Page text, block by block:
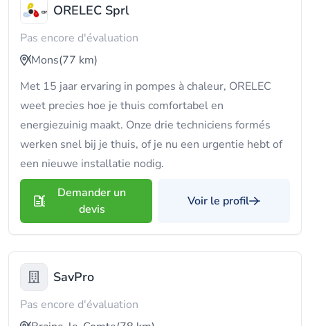
ORELEC Sprl
Pas encore d'évaluation
Mons(77 km)
Met 15 jaar ervaring in pompes à chaleur, ORELEC
weet precies hoe je thuis comfortabel en
energiezuinig maakt. Onze drie techniciens formés
werken snel bij je thuis, of je nu een urgentie hebt of
een nieuwe installatie nodig.
Demander un
devis
Voir le profil
SavPro
Pas encore d'évaluation